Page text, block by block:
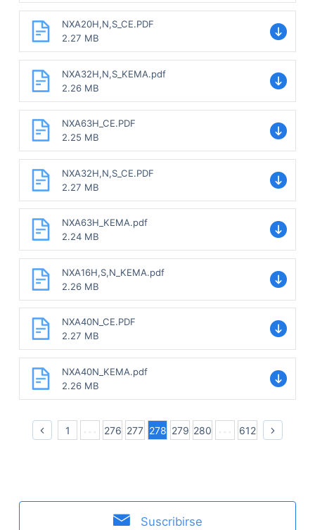
NXA20H,N,S_CE.PDF
2.27 MB
NXA32H,N,S_KEMA.pdf
2.26 MB
NXA63H_CE.PDF
2.25 MB
NXA32H,N,S_CE.PDF
2.27 MB
NXA63H_KEMA.pdf
2.24 MB
NXA16H,S,N_KEMA.pdf
2.26 MB
NXA40N_CE.PDF
2.27 MB
NXA40N_KEMA.pdf
2.26 MB
1 276 277 278 279 280 612
Suscribirse